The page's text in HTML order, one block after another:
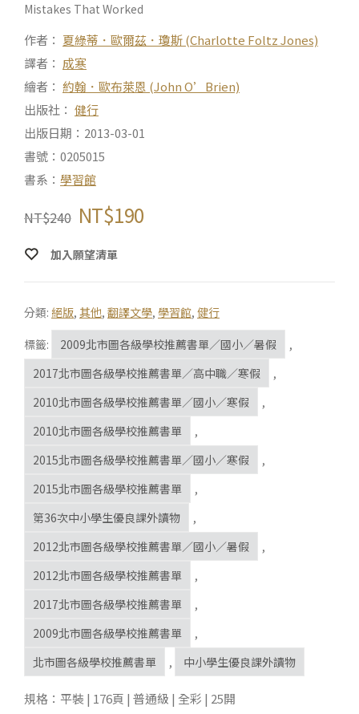
Mistakes That Worked
作者： 夏綠蒂．歐爾茲．瓊斯 (Charlotte Foltz Jones)
譯者： 成寒
繪者： 約翰．歐布萊恩 (John O’Brien)
出版社： 健行
出版日期：2013-03-01
書號：0205015
書系： 學習館
NT$240 NT$190
加入願望清單
分類: 絕版, 其他, 翻譯文學, 學習館, 健行
標籤:
2009北市圖各級學校推薦書單／國小／暑假
,
2017北市圖各級學校推薦書單／高中職／寒假
,
2010北市圖各級學校推薦書單／國小／寒假
,
2010北市圖各級學校推薦書單
,
2015北市圖各級學校推薦書單／國小／寒假
,
2015北市圖各級學校推薦書單
,
第36次中小學生優良課外讀物
,
2012北市圖各級學校推薦書單／國小／暑假
,
2012北市圖各級學校推薦書單
,
2017北市圖各級學校推薦書單
,
2009北市圖各級學校推薦書單
,
北市圖各級學校推薦書單
, 中小學生優良課外讀物
規格：平裝 | 176頁 | 普通級 | 全彩 | 25開